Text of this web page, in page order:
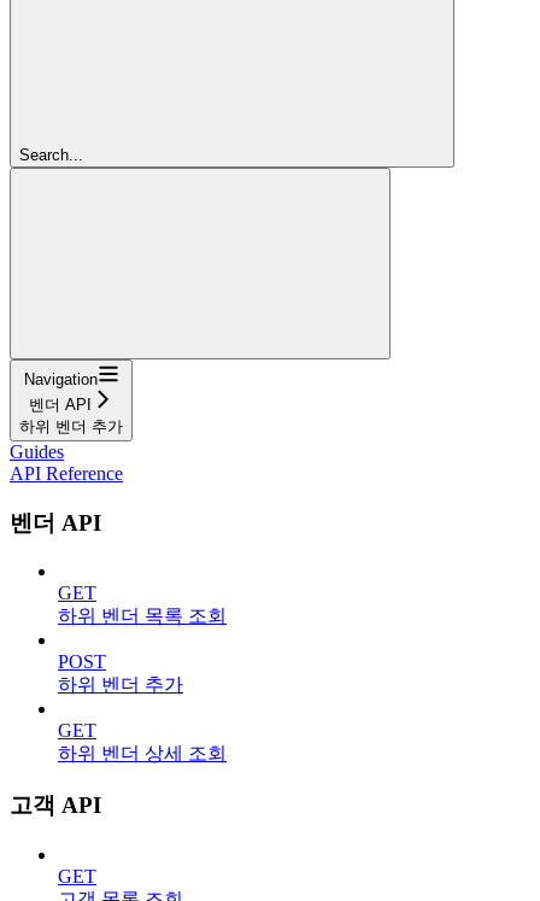
Search...
Navigation
벤더 API
하위 벤더 추가
Guides
API Reference
벤더 API
GET
하위 벤더 목록 조회
POST
하위 벤더 추가
GET
하위 벤더 상세 조회
고객 API
GET